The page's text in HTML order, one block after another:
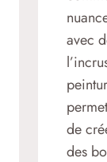
avec
de
des